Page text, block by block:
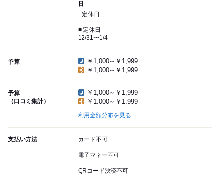
日
定休日
■ 定休日
12/31〜1/4
予算
￥1,000～￥1,999
￥1,000～￥1,999
予算
（口コミ集計）
￥1,000～￥1,999
￥1,000～￥1,999
利用金額分布を見る
支払い方法 カード不可
電子マネー不可
QRコード決済不可